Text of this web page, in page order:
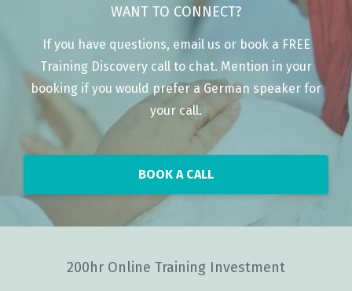
WANT TO CONNECT?
If you have questions, email us or book a FREE
Training Discovery call to chat. Mention in your
booking if you would prefer a German speaker for
your call.
BOOK A CALL
200hr Online Training Investment